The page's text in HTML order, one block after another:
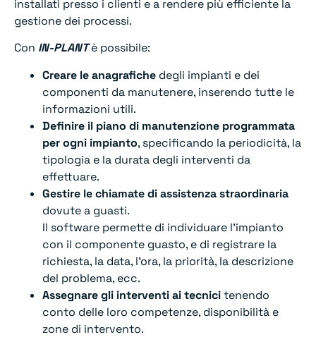
installati presso i clienti e a rendere più efficiente la
gestione dei processi.
Con IN-PLANTè possibile:
Creare le anagrafiche degli impianti e dei
componenti da manutenere, inserendo tutte le
informazioni utili.
Definire il piano di manutenzione programmata
per ogni impianto, specificando la periodicità, la
tipologia e la durata degli interventi da
effettuare.
Gestire le chiamate di assistenza straordinaria
dovute a guasti.
Il software permette di individuare l’impianto
con il componente guasto, e di registrare la
richiesta, la data, l’ora, la priorità, la descrizione
del problema, ecc.
Assegnare gli interventi ai tecnicitenendo
conto delle loro competenze, disponibilità e
zone di intervento.